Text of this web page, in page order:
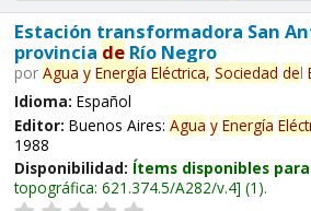
Estación transformadora San
provincia deRío Negro
por Agua y Energía Eléctrica, Sociedad del
Idioma: Español
Editor: Buenos Aires: Agua y Energía
1988
Disponibilidad: Ítems disponibles
topográfica: 621.374.5/A282/v.4 (1).